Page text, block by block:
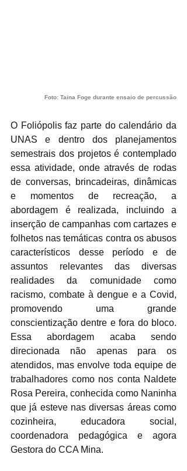
Foto: Taina Foge durante ensaio de percussão
O Foliópolis faz parte do calendário da
UNAS e dentro dos planejamentos
semestrais dos projetos é contemplado
essa atividade, onde através de rodas
de conversas, brincadeiras, dinâmicas
e momentos de recreação, a
abordagem é realizada, incluindo a
inserção de campanhas com cartazes e
folhetos nas temáticas contra os abusos
característicos desse período e de
assuntos relevantes das diversas
realidades da comunidade como
racismo, combate à dengue e a Covid,
promovendo uma grande
conscientização dentre e fora do bloco.
Essa abordagem acaba sendo
direcionada não apenas para os
atendidos, mas envolve toda equipe de
trabalhadores como nos conta Naldete
Rosa Pereira, conhecida como Naninha
que já esteve nas diversas áreas como
cozinheira, educadora social,
coordenadora pedagógica e agora
Gestora do CCA Mina.